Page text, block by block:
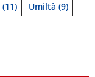
(11) Umiltà (9)